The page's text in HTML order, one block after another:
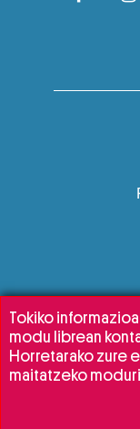
Tokiko
modu librean
Horretarako zure
maitatzeko